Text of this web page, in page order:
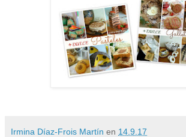
Irmina Díaz-Frois Martín en 14.9.17